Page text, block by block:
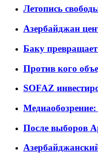
Летопись
Азербайджан
Баку
Против кого
SOFAZ
Медиаобозрение:
После выборов